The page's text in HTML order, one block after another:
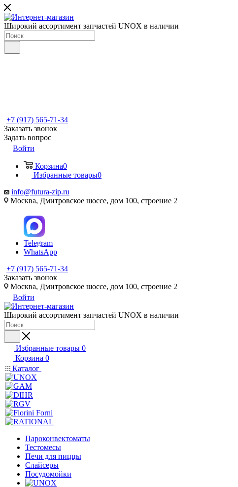
Широкий ассортимент запчастей UNOX в наличии
+7 (917) 565-71-34
Заказать звонок
Задать вопрос
Войти
Корзина0
Избранные товары0
info@futura-zip.ru
Москва, Дмитровское шоссе, дом 100, строение 2
Telegram
WhatsApp
+7 (917) 565-71-34
Заказать звонок
Москва, Дмитровское шоссе, дом 100, строение 2
Войти
Широкий ассортимент запчастей UNOX в наличии
Избранные товары 0
Корзина 0
Каталог
Пароконвектоматы
Тестомесы
Печи для пиццы
Слайсеры
Посудомойки